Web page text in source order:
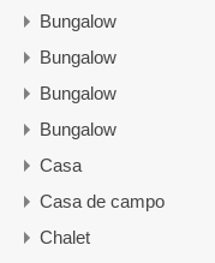
Bungalow
Bungalow
Bungalow
Bungalow
Casa
Casa de campo
Chalet